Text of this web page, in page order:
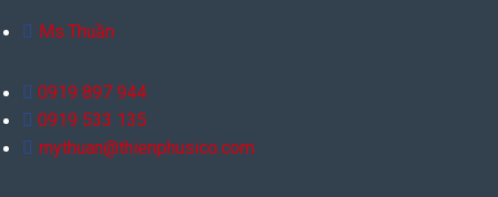
Ms.Thuần
0919 897 944
0919 533 135
mythuan@thienphusico.com